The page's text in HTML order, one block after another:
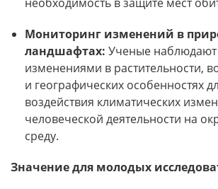
Мониторинг изменений в
ландшафтах: Ученые наблюдают
изменениями в растительности,
и географических особенностях
воздействия климатических
человеческой деятельности на
среду.
Значение для молодых